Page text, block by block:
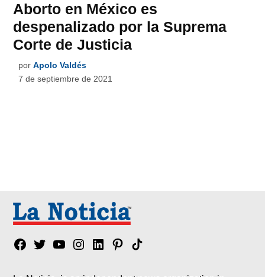
Aborto en México es
despenalizado por la Suprema
Corte de Justicia
por Apolo Valdés
7 de septiembre de 2021
Facebook
TwitterYouTubeInstagram
LinkedinPinterest
Tik